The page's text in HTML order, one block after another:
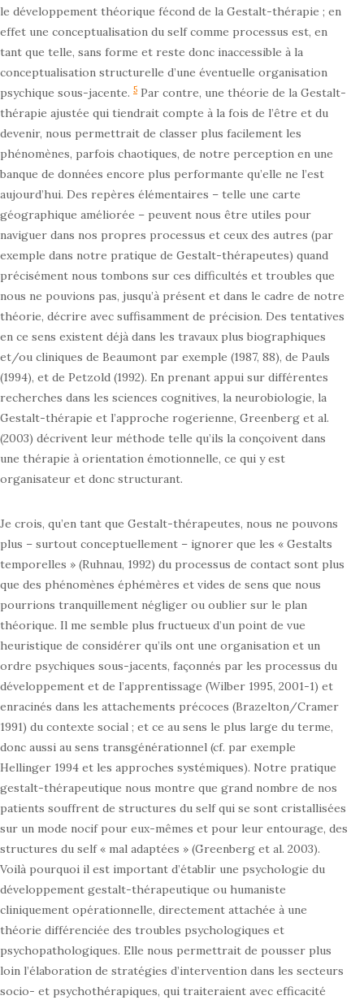
le développement théorique fécond de la Gestalt-thérapie ; en
effet une conceptualisation du self comme processus est, en
tant que telle, sans forme et reste donc inaccessible à la
conceptualisation structurelle d’une éventuelle organisation
psychique sous-jacente. 5 Par contre, une théorie de la Gestalt-
thérapie ajustée qui tiendrait compte à la fois de l’être et du
devenir, nous permettrait de classer plus facilement les
phénomènes, parfois chaotiques, de notre perception en une
banque de données encore plus performante qu’elle ne l’est
aujourd’hui. Des repères élémentaires – telle une carte
géographique améliorée – peuvent nous être utiles pour
naviguer dans nos propres processus et ceux des autres (par
exemple dans notre pratique de Gestalt-thérapeutes) quand
précisément nous tombons sur ces difficultés et troubles que
nous ne pouvions pas, jusqu’à présent et dans le cadre de notre
théorie, décrire avec suffisamment de précision. Des tentatives
en ce sens existent déjà dans les travaux plus biographiques
et/ou cliniques de Beaumont par exemple (1987, 88), de Pauls
(1994), et de Petzold (1992). En prenant appui sur différentes
recherches dans les sciences cognitives, la neurobiologie, la
Gestalt-thérapie et l’approche rogerienne, Greenberg et al.
(2003) décrivent leur méthode telle qu’ils la conçoivent dans
une thérapie à orientation émotionnelle, ce qui y est
organisateur et donc structurant.
Je crois, qu’en tant que Gestalt-thérapeutes, nous ne pouvons
plus – surtout conceptuellement – ignorer que les « Gestalts
temporelles » (Ruhnau, 1992) du processus de contact sont plus
que des phénomènes éphémères et vides de sens que nous
pourrions tranquillement négliger ou oublier sur le plan
théorique. Il me semble plus fructueux d’un point de vue
heuristique de considérer qu’ils ont une organisation et un
ordre psychiques sous-jacents, façonnés par les processus du
développement et de l’apprentissage (Wilber 1995, 2001-1) et
enracinés dans les attachements précoces (Brazelton/Cramer
1991) du contexte social ; et ce au sens le plus large du terme,
donc aussi au sens transgénérationnel (cf. par exemple
Hellinger 1994 et les approches systémiques). Notre pratique
gestalt-thérapeutique nous montre que grand nombre de nos
patients souffrent de structures du self qui se sont cristallisées
sur un mode nocif pour eux-mêmes et pour leur entourage, des
structures du self « mal adaptées » (Greenberg et al. 2003).
Voilà pourquoi il est important d’établir une psychologie du
développement gestalt-thérapeutique ou humaniste
cliniquement opérationnelle, directement attachée à une
théorie différenciée des troubles psychologiques et
psychopathologiques. Elle nous permettrait de pousser plus
loin l’élaboration de stratégies d’intervention dans les secteurs
socio- et psychothérapiques, qui traiteraient avec efficacité